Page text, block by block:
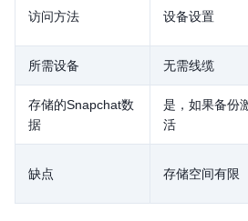
访问方法 设备设置
所需设备 无需线缆
存储的Snapchat数
据
是，如果备份
活
缺点 存储空间有限